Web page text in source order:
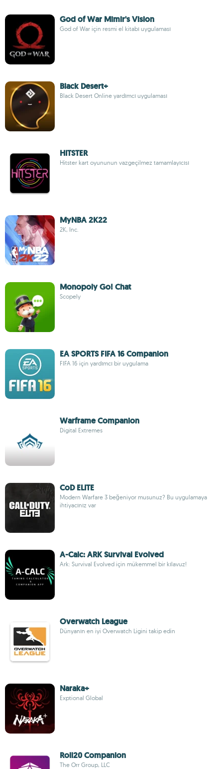
God of War Mimir's Vision
God of War için resmi el kitabı uygulaması
Black Desert+
Black Desert Online yardımcı uygulaması
HITSTER
Hitster kart oyununun vazgeçilmez tamamlayıcısı
MyNBA 2K22
2K, Inc.
Monopoly Go! Chat
Scopely
EA SPORTS FIFA 16 Companion
FIFA 16 için yardımcı bir uygulama
Warframe Companion
Digital Extremes
CoD ELITE
Modern Warfare 3 beğeniyor musunuz? Bu uygulamaya
ihtiyacınız var
A-Calc: ARK Survival Evolved
Ark: Survival Evolved için mükemmel bir kılavuz!
Overwatch League
Dünyanın en iyi Overwatch Ligini takip edin
Naraka+
Exptional Global
Roll20 Companion
The Orr Group, LLC